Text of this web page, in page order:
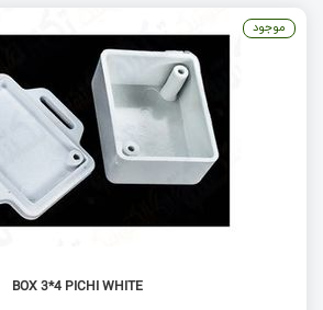
BOX 3*4 PICHI WHITE
موجود